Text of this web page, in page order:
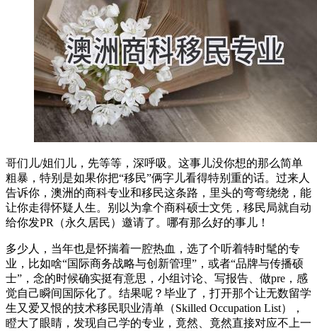
哥们儿/姐们儿，先等等，深呼吸。这事儿没你想的那么简单
粗暴，特别是如果你把“移民”俩字儿看得特别重的话。过来人
告诉你，澳洲的商科专业和移民这条路，里头的弯弯绕绕，能
让你走得怀疑人生。别以为拿个商科硕士文凭，移民局就自动
给你发PR（永久居民）邀请了。哪有那么好的事儿！
多少人，当年也是怀揣着一腔热血，选了个听着特时髦的专
业，比如啥“国际商务战略与创新管理”，或者“品牌与传播硕
士”，念的时候确实挺有意思，小组讨论、写报告、做pre，感
觉自己瞬间国际化了。结果呢？毕业了，打开那个让无数留学
生又爱又恨的技术移民职业清单（Skilled Occupation List），
瞪大了眼睛，发现自己学的专业，竟然、竟然直接对应不上一